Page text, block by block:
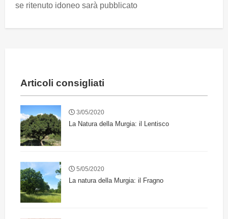
se ritenuto idoneo sarà pubblicato
Articoli consigliati
3/05/2020
La Natura della Murgia: il Lentisco
5/05/2020
La natura della Murgia: il Fragno